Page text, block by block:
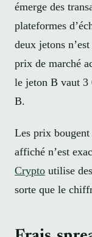
émerge des
plateformes
deux jetons
prix de marché
le jeton B vaut 3
B.
Les prix bougent
affiché n’est
Crypto utilise
sorte que le